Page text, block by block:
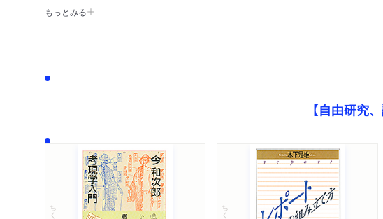
もっとみる
【自由研究
ちくま文庫 ちくま学芸文庫